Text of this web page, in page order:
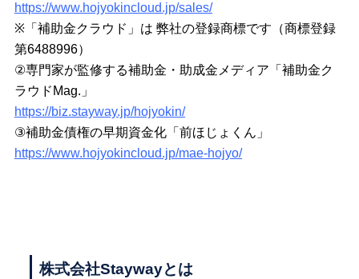
https://www.hojyokincloud.jp/sales/
※「補助金クラウド」は 弊社の登録商標です（商標登録
第6488996）
②専門家が監修する補助金・助成金メディア「補助金ク
ラウドMag.」
https://biz.stayway.jp/hojyokin/
③補助金債権の早期資金化「前ほじょくん」
https://www.hojyokincloud.jp/mae-hojyo/
株式会社Staywayとは